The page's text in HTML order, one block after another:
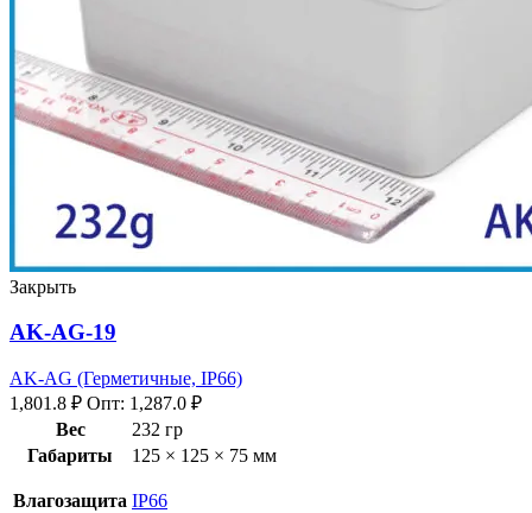
Закрыть
AK-AG-19
AK-AG (Герметичные, IP66)
1,801.8 ₽ Опт: 1,287.0 ₽
Вес
232 гр
Габариты
125 × 125 × 75 мм
Влагозащита IP66